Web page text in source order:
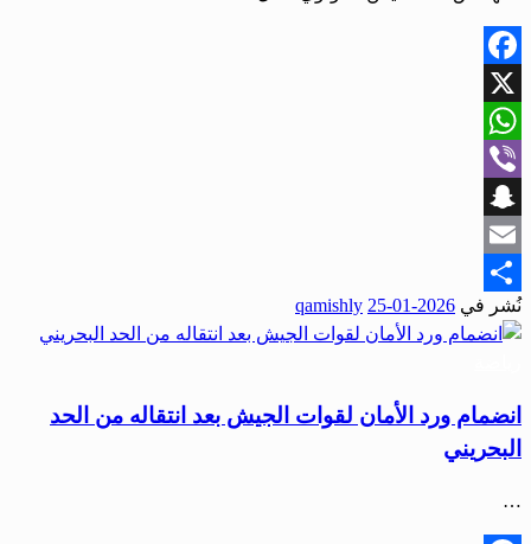
Facebook
X
WhatsApp
Viber
Snapchat
Email
Share
نُشر في 2026-01-25
qamishly
انضمام ورد الأمان لقوات الجيش بعد انتقاله من الحد
البحريني
…